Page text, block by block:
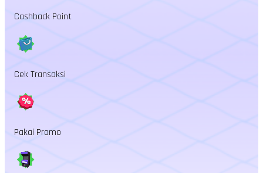
Cashback Point
Cek Transaksi
Pakai Promo